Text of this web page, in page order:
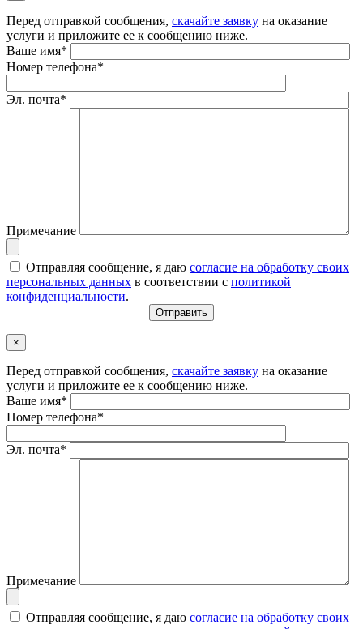
Перед отправкой сообщения, скачайте заявку на оказание
услуги и приложите ее к сообщению ниже.
Ваше имя*
Номер телефона*
Эл. почта*
Примечание
Отправляя сообщение, я даю согласие на обработку своих
персональных данных в соответствии с политикой
конфиденциальности.
×
Перед отправкой сообщения, скачайте заявку на оказание
услуги и приложите ее к сообщению ниже.
Ваше имя*
Номер телефона*
Эл. почта*
Примечание
Отправляя сообщение, я даю согласие на обработку своих